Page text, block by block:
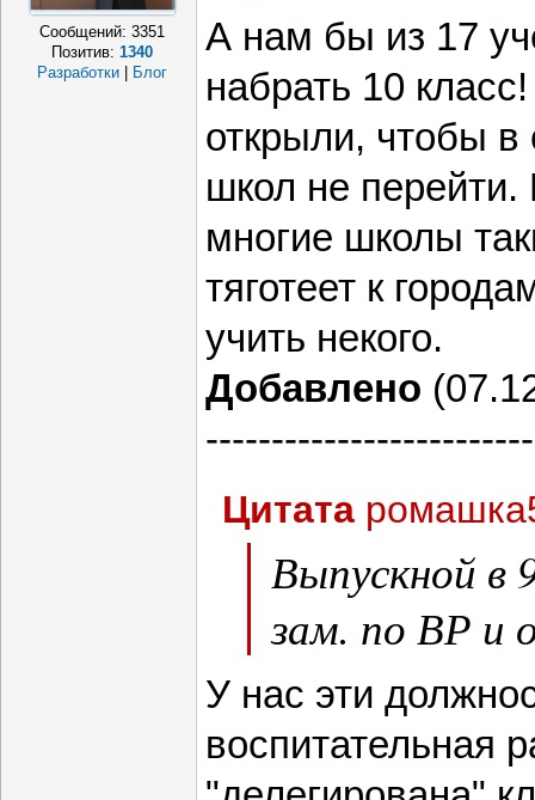
Сообщений: 3351
Позитив: 1340
Разработки
Блог
А нам бы из 17
набрать 10
открыли, чтобы в
школ не
многие школы
тяготеет к
учить некого.
Добавлено
Цитата
Выпускной в
зам. по ВР и
У нас эти
воспитательная